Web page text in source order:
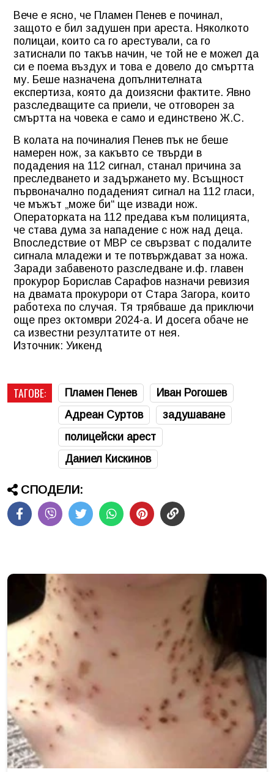
Вече е ясно, че Пламен Пенев е починал,
защото е бил задушен при ареста. Няколкото
полицаи, които са го арестували, са го
затиснали по такъв начин, че той не е можел да
си е поема въздух и това е довело до смъртта
му. Беше назначена допълнителната
експертиза, която да доизясни фактите. Явно
разследващите са приели, че отговорен за
смъртта на човека е само и единствено Ж.С.
В колата на починалия Пенев пък не беше
намерен нож, за какъвто се твърди в
подадения на 112 сигнал, станал причина за
преследването и задържането му. Всъщност
първоначално подаденият сигнал на 112 гласи,
че мъжът „може би“ ще извади нож.
Операторката на 112 предава към полицията,
че става дума за нападение с нож над деца.
Впоследствие от МВР се свързват с подалите
сигнала младежи и те потвърждават за ножа.
Заради забавеното разследване и.ф. главен
прокурор Борислав Сарафов назначи ревизия
на двамата прокурори от Стара Загора, които
работеха по случая. Тя трябваше да приключи
още през октомври 2024-а. И досега обаче не
са известни резултатите от нея.
Източник: Уикенд
ТАГОВЕ: Пламен Пенев
Иван Рогошев
Адреан Суртов
задушаване
полицейски арест
Даниел Кискинов
СПОДЕЛИ: